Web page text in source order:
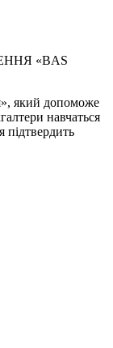
«BAS
який допоможе
навчаться
підтвердить